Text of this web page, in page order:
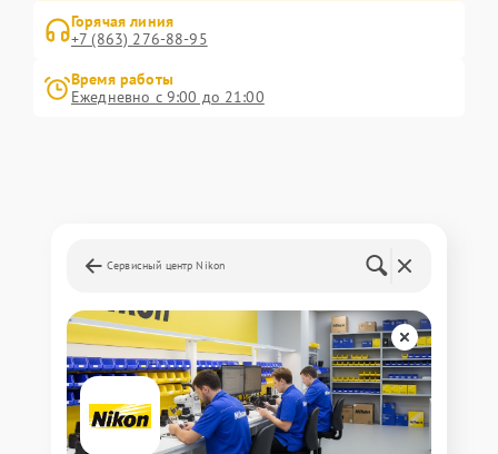
Горячая линия
+7 (863) 276-88-95
Время работы
Ежедневно с 9:00 до 21:00
Сервисный центр Nikon